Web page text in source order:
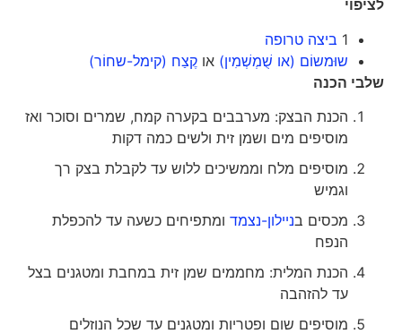
לציפוי
1
ביצה טרופה
שוּמשוֹם (או שֻׁמְשְׁמִין)או קֶצַח (קימל-שחוֹר)
שלבי הכנה
הכנת הבצק: מערבבים בקערה קמח, שמרים וסוכר ואז
מוסיפים מים ושמן זית ולשים כמה דקות
מוסיפים מלח וממשיכים ללוש עד לקבלת בצק רך
וגמיש
מכסים בניילון-נצמדומתפיחים כשעה עד להכפלת
הנפח
הכנת המלית: מחממים שמן זית במחבת ומטגנים בצל
עד להזהבה
מוסיפים שום ופטריות ומטגנים עד שכל הנוזלים